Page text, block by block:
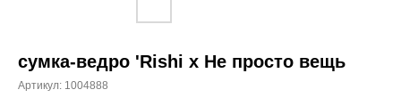
сумка-ведро 'Rishi x Не просто вещь
Артикул: 1004888